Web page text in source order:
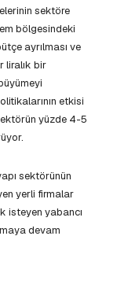
sektöre
bölgesindeki
ayrılması ve
liralık bir
etkisi
yüzde 4-5
sektörünün
yerli firmalar
isteyen yabancı
devam